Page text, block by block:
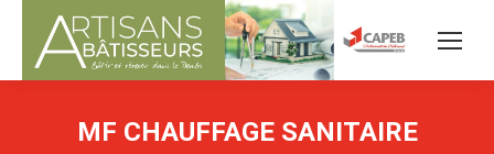
MF CHAUFFAGE SANITAIRE